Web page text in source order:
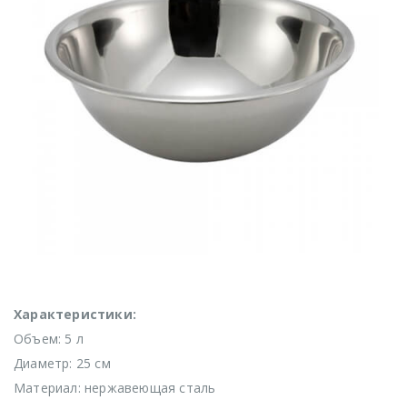
Характеристики:
Объем: 5 л
Диаметр: 25 см
Материал: нержавеющая сталь